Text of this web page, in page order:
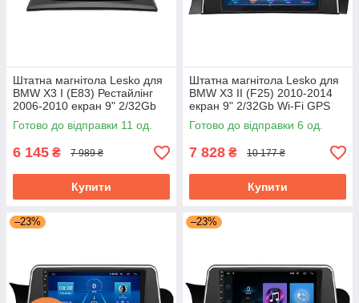
Штатна магнітола Lesko для
BMW X3 I (E83) Рестайлінг
2006-2010 екран 9" 2/32Gb
Wi-Fi GPS Base БМВ
Готово до відправки 11 од.
6 145 ₴ 7 989 ₴
Купити
Штатна магнітола Lesko для
BMW X3 II (F25) 2010-2014
екран 9" 2/32Gb Wi-Fi GPS
Base БМВ
Готово до відправки 6 од.
7 828 ₴ 10 177 ₴
Купити
–23% –23%